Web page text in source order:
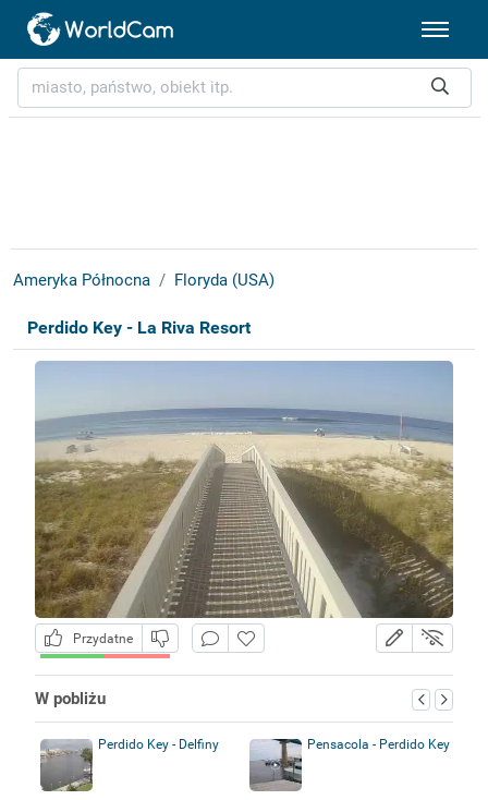
Ameryka Północna Floryda (USA)
Perdido Key - La Riva Resort
Przydatne
W pobliżu
Perdido Key - Delfiny Pensacola - Perdido Key